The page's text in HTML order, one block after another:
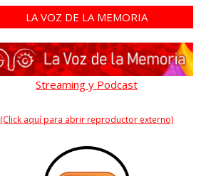
LA VOZ DE LA MEMORIA
Streaming y Podcast
(Click aquí para abrir reproductor externo)